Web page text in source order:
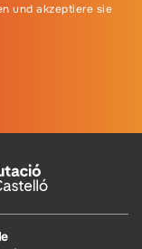
und akzeptiere sie